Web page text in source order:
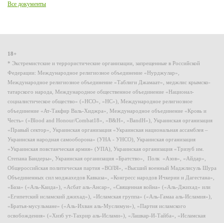
Все документы
18+
* Экстремистские и террористические организации, запрещенные в Российской
Федерации: Международное религиозное объединение «Нурджулар»,
Международное религиозное объединение «Таблиги Джамаат», меджлис крымско-
татарского народа, Международное общественное объединение «Национал-
социалистическое общество» («НСО», «НС»), Международное религиозное
объединение «Ат-Такфир Валь-Хиджра», Международное объединение «Кровь и
Честь» («Blood and Honour/Combat18», «B&H», «BandH»), Украинская организация
«Правый сектор», Украинская организация «Украинская национальная ассамблея –
Украинская народная самооборона» (УНА - УНСО), Украинская организация
«Украинская повстанческая армия» (УПА), Украинская организация «Тризуб им.
Степана Бандеры», Украинская организация «Братство», Полк «Азов», «Айдар»,
Общероссийская политическая партия «ВОЛЯ», «Высший военный Маджлисуль Шура
Объединенных сил моджахедов Кавказа», «Конгресс народов Ичкерии и Дагестана»,
«База» («Аль-Каида»), «Асбат аль-Ансар», «Священная война» («Аль-Джихад» или
«Египетский исламский джихад»), «Исламская группа» («Аль-Гамаа аль-Исламия»),
«Братья-мусульмане» («Аль-Ихван аль-Муслимун»), «Партия исламского
освобождения» («Хизб ут-Тахрир аль-Ислами»), «Лашкар-И-Тайба», «Исламская